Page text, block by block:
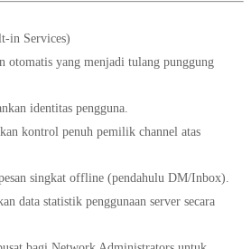
in Services)
otomatis yang menjadi tulang punggung
identitas pengguna.
kontrol penuh pemilik channel atas
singkat offline (pendahulu DM/Inbox).
data statistik penggunaan server secara